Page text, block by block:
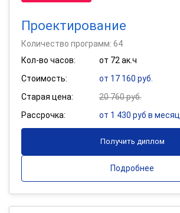
Проектирование
Количество программ: 64
Кол-во часов:
от 72 ак.ч
Стоимость:
от 17 160 руб.
Старая цена:
20 760 руб.
Рассрочка:
от 1 430 руб в месяц
Получить диплом
Подробнее